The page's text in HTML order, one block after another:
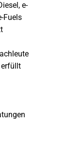
e-
Fuels
erfüllt